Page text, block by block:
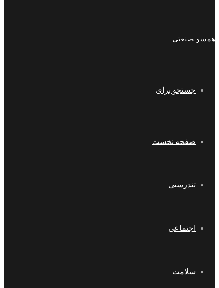
همسو صنعتی
جستجو برای
صفحه نخست
تندرستی
اجتماعی
سلامت